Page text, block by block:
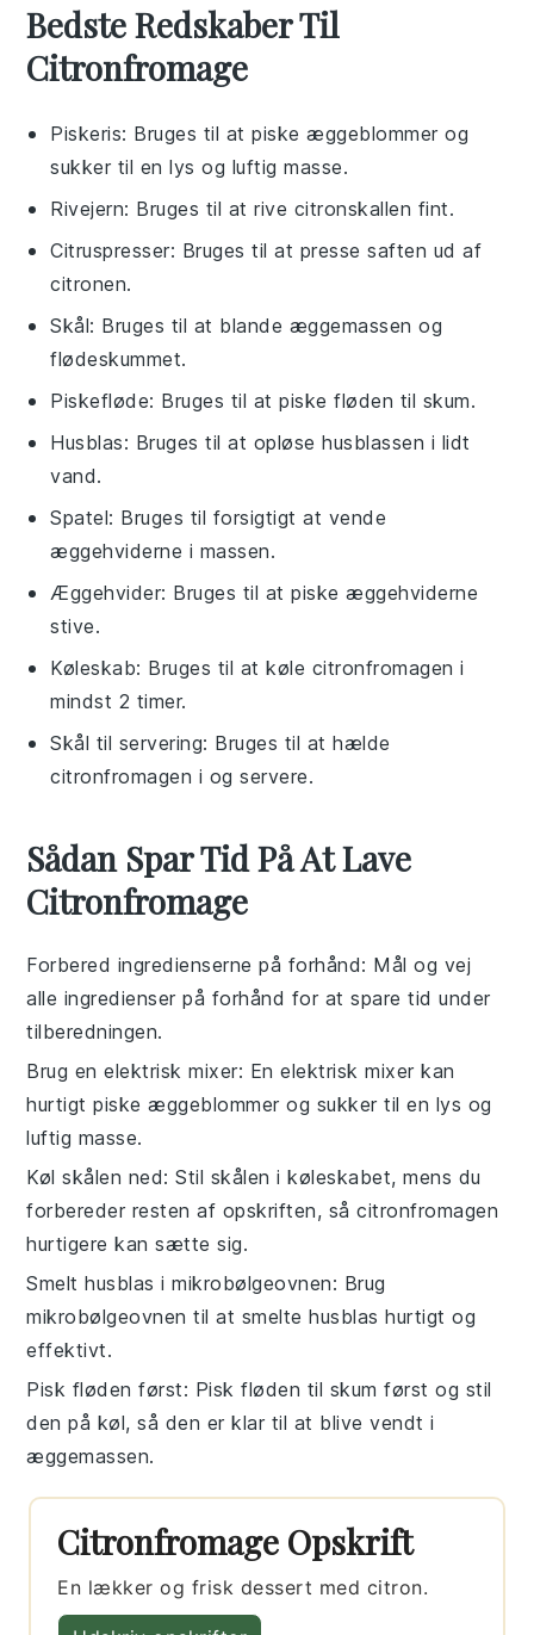
Bedste Redskaber Til
Citronfromage
Piskeris: Bruges til at piske æggeblommer og
sukker til en lys og luftig masse.
Rivejern: Bruges til at rive citronskallen fint.
Citruspresser: Bruges til at presse saften ud af
citronen.
Skål: Bruges til at blande æggemassen og
flødeskummet.
Piskefløde: Bruges til at piske fløden til skum.
Husblas: Bruges til at opløse husblassen i lidt
vand.
Spatel: Bruges til forsigtigt at vende
æggehviderne i massen.
Æggehvider: Bruges til at piske æggehviderne
stive.
Køleskab: Bruges til at køle citronfromagen i
mindst 2 timer.
Skål til servering: Bruges til at hælde
citronfromagen i og servere.
Sådan Spar Tid På At Lave
Citronfromage
Forbered ingredienserne på forhånd: Mål og vej
alle ingredienser på forhånd for at spare tid under
tilberedningen.
Brug en elektrisk mixer: En elektrisk mixer kan
hurtigt piskeæggeblommer og sukker til en lys og
luftig masse.
Køl skålen ned: Stil skålen i køleskabet, mens du
forbereder resten af opskriften, såcitronfromagen
hurtigere kan sætte sig.
Smelt husblas i mikrobølgeovnen: Brug
mikrobølgeovnen til at smeltehusblas hurtigt og
effektivt.
Pisk fløden først: Piskfløden til skum først og stil
den på køl, så den er klar til at blive vendt i
æggemassen.
Citronfromage Opskrift
En lækker og frisk dessert med citron.